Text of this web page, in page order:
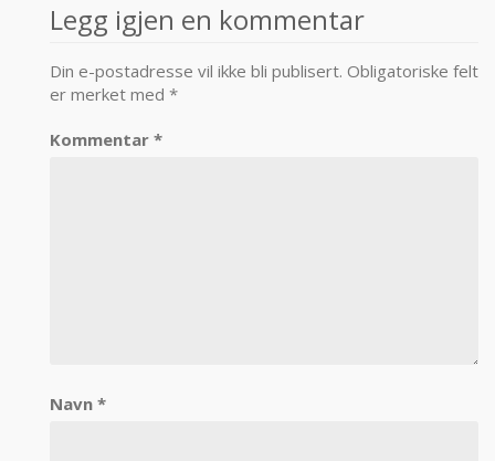
Legg igjen en kommentar
Din e-postadresse vil ikke bli publisert. Obligatoriske felt
er merket med *
Kommentar *
Navn *